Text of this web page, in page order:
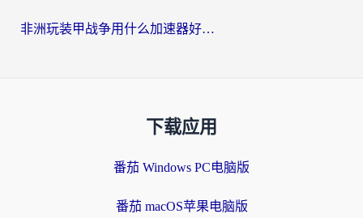
非洲玩装甲战争用什么加速器好？海外党亲测有效的国服游戏加速方案
下载应用
番茄 Windows PC电脑版
番茄 macOS苹果电脑版